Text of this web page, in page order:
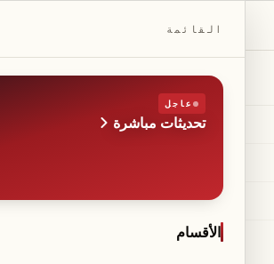
القائمة
عاجل
تحديثات مباشرة
الأقسام